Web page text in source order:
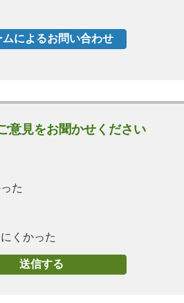
意見をお聞かせください
た
くかった